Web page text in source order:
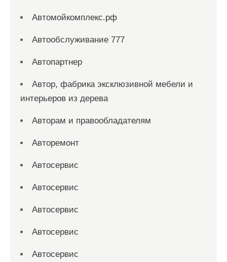
Автомойкомплекс.рф
Автообслуживание 777
Автопартнер
Автор, фабрика эксклюзивной мебели и
интерьеров из дерева
Авторам и правообладателям
Авторемонт
Автосервис
Автосервис
Автосервис
Автосервис
Автосервис